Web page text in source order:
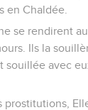
en Chaldée.
se rendirent
Ils la
souillée avec
prostitutions,